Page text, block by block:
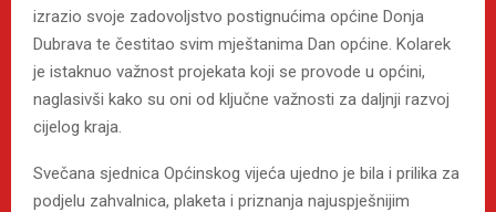
izrazio svoje zadovoljstvo postignućima općine Donja
Dubrava te čestitao svim mještanima Dan općine. Kolarek
je istaknuo važnost projekata koji se provode u općini,
naglasivši kako su oni od ključne važnosti za daljnji razvoj
cijelog kraja.
Svečana sjednica Općinskog vijeća ujedno je bila i prilika za
podjelu zahvalnica, plaketa i priznanja najuspješnijim